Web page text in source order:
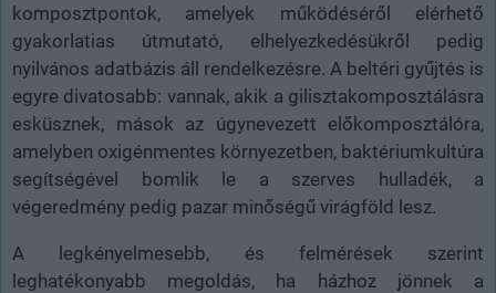
komposztpontok, amelyek működéséről elérhető
gyakorlatias útmutató, elhelyezkedésükről pedig
nyilvános adatbázis áll rendelkezésre. A beltéri gyűjtés is
egyre divatosabb: vannak, akik a gilisztakomposztálásra
esküsznek, mások az úgynevezett előkomposztálóra,
amelyben oxigénmentes környezetben, baktériumkultúra
segítségével bomlik le a szerves hulladék, a
végeredmény pedig pazar minőségű virágföld lesz.
A legkényelmesebb, és felmérések szerint
leghatékonyabb megoldás, ha házhoz jönnek a